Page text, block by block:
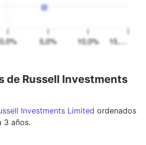
de Russell Investments
Investments Limited ordenados
3 años.